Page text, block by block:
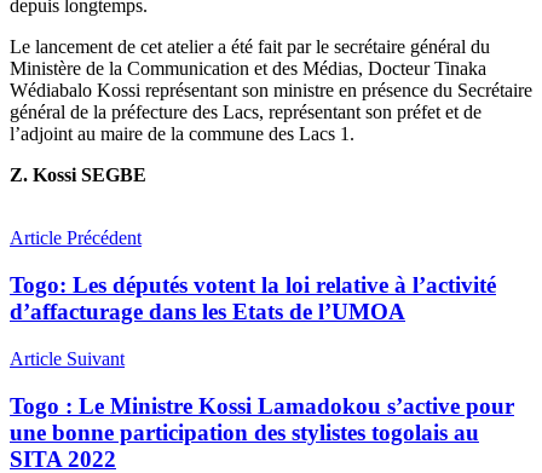
depuis longtemps.
Le lancement de cet atelier a été fait par le secrétaire général du
Ministère de la Communication et des Médias, Docteur Tinaka
Wédiabalo Kossi représentant son ministre en présence du Secrétaire
général de la préfecture des Lacs, représentant son préfet et de
l’adjoint au maire de la commune des Lacs 1.
Z. Kossi SEGBE
Article Précédent
Togo: Les députés votent la loi relative à l’activité
d’affacturage dans les Etats de l’UMOA
Article Suivant
Togo : Le Ministre Kossi Lamadokou s’active pour
une bonne participation des stylistes togolais au
SITA 2022